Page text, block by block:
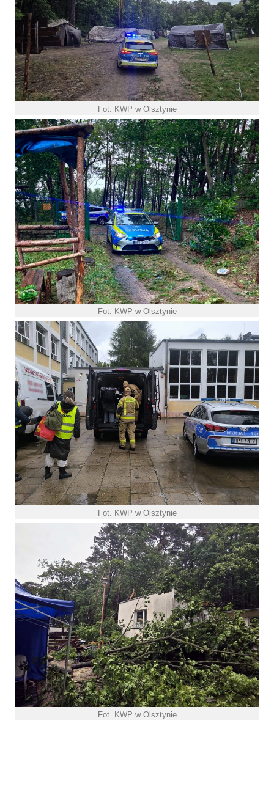
Fot. KWP w Olsztynie
Fot. KWP w Olsztynie
Fot. KWP w Olsztynie
Fot. KWP w Olsztynie